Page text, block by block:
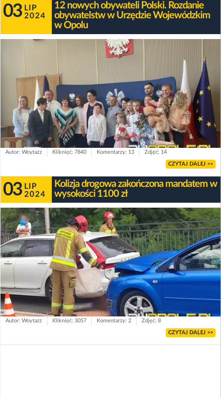
03 LIP
2024
12 nowych obywateli Polski. Rozdanie
obywatelstw w Urzędzie Wojewódzkim
w Opolu
Autor: Woytazz Kliknięć: 7840 Komentarzy: 13 Zdjęć: 14
CZYTAJ DALEJ >>
03 LIP
2024
Kolizja drogowa zakończona mandatem w
wysokości 1100 zł
Autor: Woytazz Kliknięć: 3057 Komentarzy: 2 Zdjęć: 8
CZYTAJ DALEJ >>